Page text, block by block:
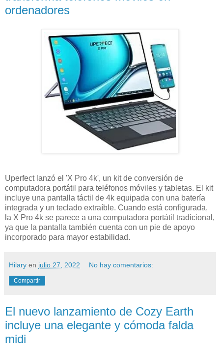
ordenadores
Uperfect lanzó el 'X Pro 4k', un kit de conversión de
computadora portátil para teléfonos móviles y tabletas. El kit
incluye una pantalla táctil de 4k equipada con una batería
integrada y un teclado extraíble. Cuando está configurada,
la X Pro 4k se parece a una computadora portátil tradicional,
ya que la pantalla también cuenta con un pie de apoyo
incorporado para mayor estabilidad.
Hilary en julio 27, 2022 No hay comentarios:
Compartir
El nuevo lanzamiento de Cozy Earth
incluye una elegante y cómoda falda
midi